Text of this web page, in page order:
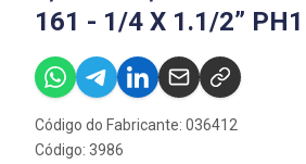
161 - 1/4 X 1.1/2” PH1
Código do Fabricante: 036412
Código: 3986